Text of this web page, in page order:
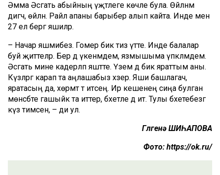
Әмма Әсгать абыйның үҗәтлеге көчле була. Өйләнәм
дигәч, өйләнә. Райлә апаны барыбер алып кайта. Инде менә
27 ел бергә яшиләр.
– Начар яшәмибез. Гомер бик тиз үтте. Инде балалар
буй җиттеләр. Бер дә үкенмәдем, язмышыма үпкәләмәдем.
Әсгать мине кадерләп яшәтте. Үзем дә бик яраттым аны.
Күзләргә карап та аңлашабыз хәзер. Яши башлагач,
яратасың да, хөрмәт тә итәсең. Ир кешенең сиңа булган
мөнәсәбәте гашыйк та иттерә, бәхетле дә итә. Тулы бәхетебезгә
күз тимәсен, – ди ул.
Гөлгенә ШИҺАПОВА
Фото: https://ok.ru/